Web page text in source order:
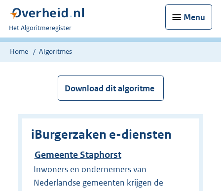
Menu
U
bent
nu
Het Algoritmeregister
Home Algoritmes
Download dit algoritme
iBurgerzaken e-diensten
Gemeente Staphorst
Inwoners en ondernemers van
Nederlandse gemeenten krijgen de